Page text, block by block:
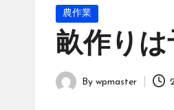
Posted
in
農作業
畝作り
Posted
By wpmaster